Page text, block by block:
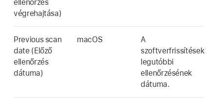
ellenőrzés
végrehajtása)
Previous scan
date (Előző
ellenőrzés
dátuma)
macOS
A
szoftverfrissítések
legutóbbi
ellenőrzésének
dátuma.